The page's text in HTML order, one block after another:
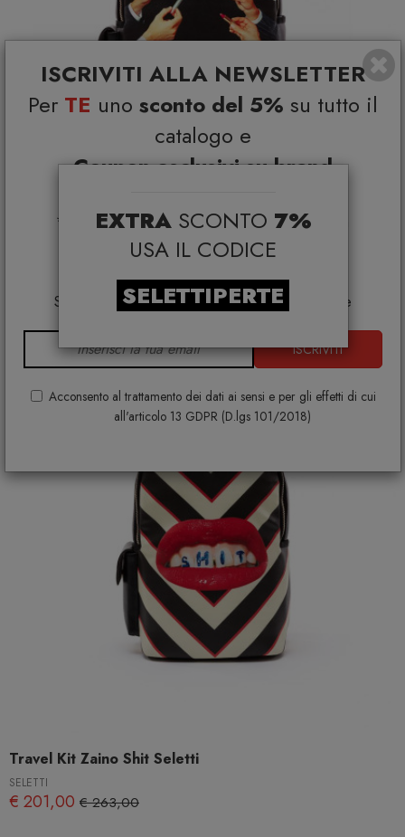
ISCRIVITI ALLA NEWSLETTER
Per TE uno sconto del 5% su tutto il
catalogo e
Coupon esclusivi su brand
*Coupon non cumulabile con altre promo e non
applicabile su:
Smeg, Bontempi Casa, Samsonite, BBB Italia,
Franke, Gufram, Memphis, Plust, Gervasoni,
Samsung, Faber, Dunavox, Zafferano, VG, Slide
ISCRIVITI
Acconsento al trattamento dei dati ai sensi e per gli effetti di cui
all'articolo 13 GDPR (D.lgs 101/2018)
EXTRA SCONTO 7%
USA IL CODICE
SELETTIPERTE
Travel Kit Zaino Black Lipstick Seletti
€ 263,00
Travel Kit Zaino Shit Seletti
SELETTI
€ 201,00 € 263,00